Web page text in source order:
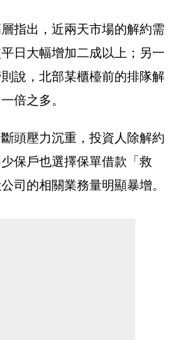
指出，近兩天市場的解約需
日大幅增加二成以上；另一
說，北部某櫃檯前的排隊解
倍之多。
頭壓力沉重，投資人除解約
保戶也選擇保單借款「救
司的相關業務量明顯暴增。